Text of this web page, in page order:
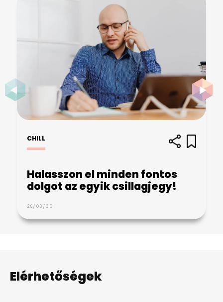
CHILL
Halasszon el minden fontos
dolgot az egyik csillagjegy!
26/03/30
Elérhetőségek